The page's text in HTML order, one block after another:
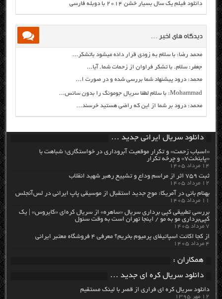
دانلود فیلم یک سال بسیار خشن ۲۰۱۴ با دوبله فارسی
دیدگاه های اخیر …
محمد رضا: با سلام به زودی قرار داده میشود باتشکر...
جعفر: سلام. با تشکر فراوان از زحمات شما. آیا...
محمد: درود پیشنهاد شما بررسی شده و در صورت ا...
Mohammad: با سلام لطفا سریال جومونگ را بدون سانس...
محمد: درود بر شما از این که راضی هستید خرسند...
دانلود سریال ایرانی جدید …
«اسباب زحمت» و تکرار موقعیت آبروداری در خواستگاری؛ شباهت با
«پایتخت۷» و چرخه تکرار
۱۴ مرداد ۱۴۰۵
ثبت ۷۵۹ اثر از مراسم وداع و تشییع رهبر شهید انقلاب
۱۲ مرداد ۱۴۰۵
بهنام بانی در آمریکا: موج جدید استقبال از موسیقی پاپ ایرانی در لس‌آنجلس
۱۱ مرداد ۱۴۰۵
بررسی تطبیقی کپی برداری سریال «ساهره» از سریال کره‌ای «کایروس» | یک
کپی‌برداری مو به مو / اینجا تهران است به وقت سئول
۷ مرداد ۱۴۰۵
از کجا اکانت اسپاتیفای پرمیوم بخریم؟ معرفی ۴ فروشگاه معتبر ایرانی
۴ مرداد ۱۴۰۵
همکاران :
دانلود سریال کره ای جدید …
دانلود سریال کره ای فراری از قصر با لینک مستقیم
۱۲ مهر ۱۳۹۵